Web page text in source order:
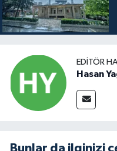
EDITÖR
Hasan
Bunlar da ilginizi